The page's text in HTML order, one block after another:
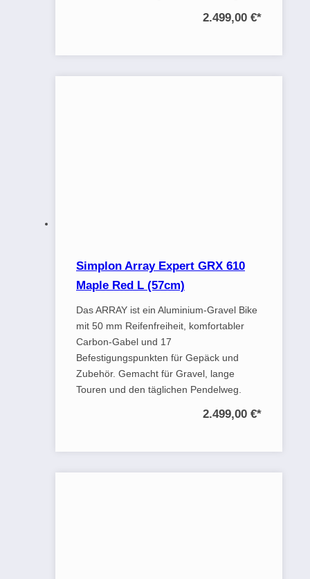
2.499,00 €*
Simplon Array Expert GRX 610
Maple Red L (57cm)
Das ARRAY ist ein Aluminium-Gravel Bike
mit 50 mm Reifenfreiheit, komfortabler
Carbon-Gabel und 17
Befestigungspunkten für Gepäck und
Zubehör. Gemacht für Gravel, lange
Touren und den täglichen Pendelweg.
2.499,00 €*